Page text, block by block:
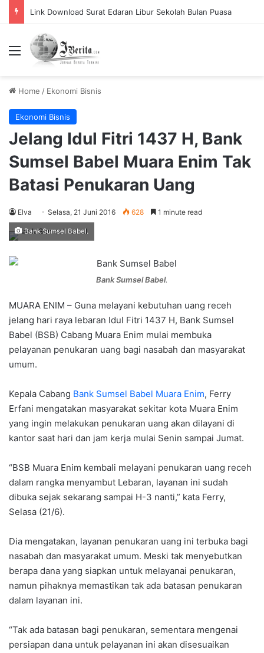
Link Download Surat Edaran Libur Sekolah Bulan Puasa
Menu
Home / Ekonomi Bisnis
Ekonomi Bisnis
Jelang Idul Fitri 1437 H, Bank
Sumsel Babel Muara Enim Tak
Batasi Penukaran Uang
Elva Selasa, 21 Juni 2016 628 1 minute read
Bank Sumsel Babel.
Bank Sumsel Babel.
MUARA ENIM – Guna melayani kebutuhan uang receh
jelang hari raya lebaran Idul Fitri 1437 H, Bank Sumsel
Babel (BSB) Cabang Muara Enim mulai membuka
pelayanan penukaran uang bagi nasabah dan masyarakat
umum.
Kepala Cabang Bank Sumsel Babel Muara Enim, Ferry
Erfani mengatakan masyarakat sekitar kota Muara Enim
yang ingin melakukan penukaran uang akan dilayani di
kantor saat hari dan jam kerja mulai Senin sampai Jumat.
“BSB Muara Enim kembali melayani penukaran uang receh
dalam rangka menyambut Lebaran, layanan ini sudah
dibuka sejak sekarang sampai H-3 nanti,” kata Ferry,
Selasa (21/6).
Dia mengatakan, layanan penukaran uang ini terbuka bagi
nasabah dan masyarakat umum. Meski tak menyebutkan
berapa dana yang siapkan untuk melayanai penukaran,
namun pihaknya memastikan tak ada batasan penukaran
dalam layanan ini.
“Tak ada batasan bagi penukaran, sementara mengenai
persiapan dana untuk pelayanan ini akan disesuaikan